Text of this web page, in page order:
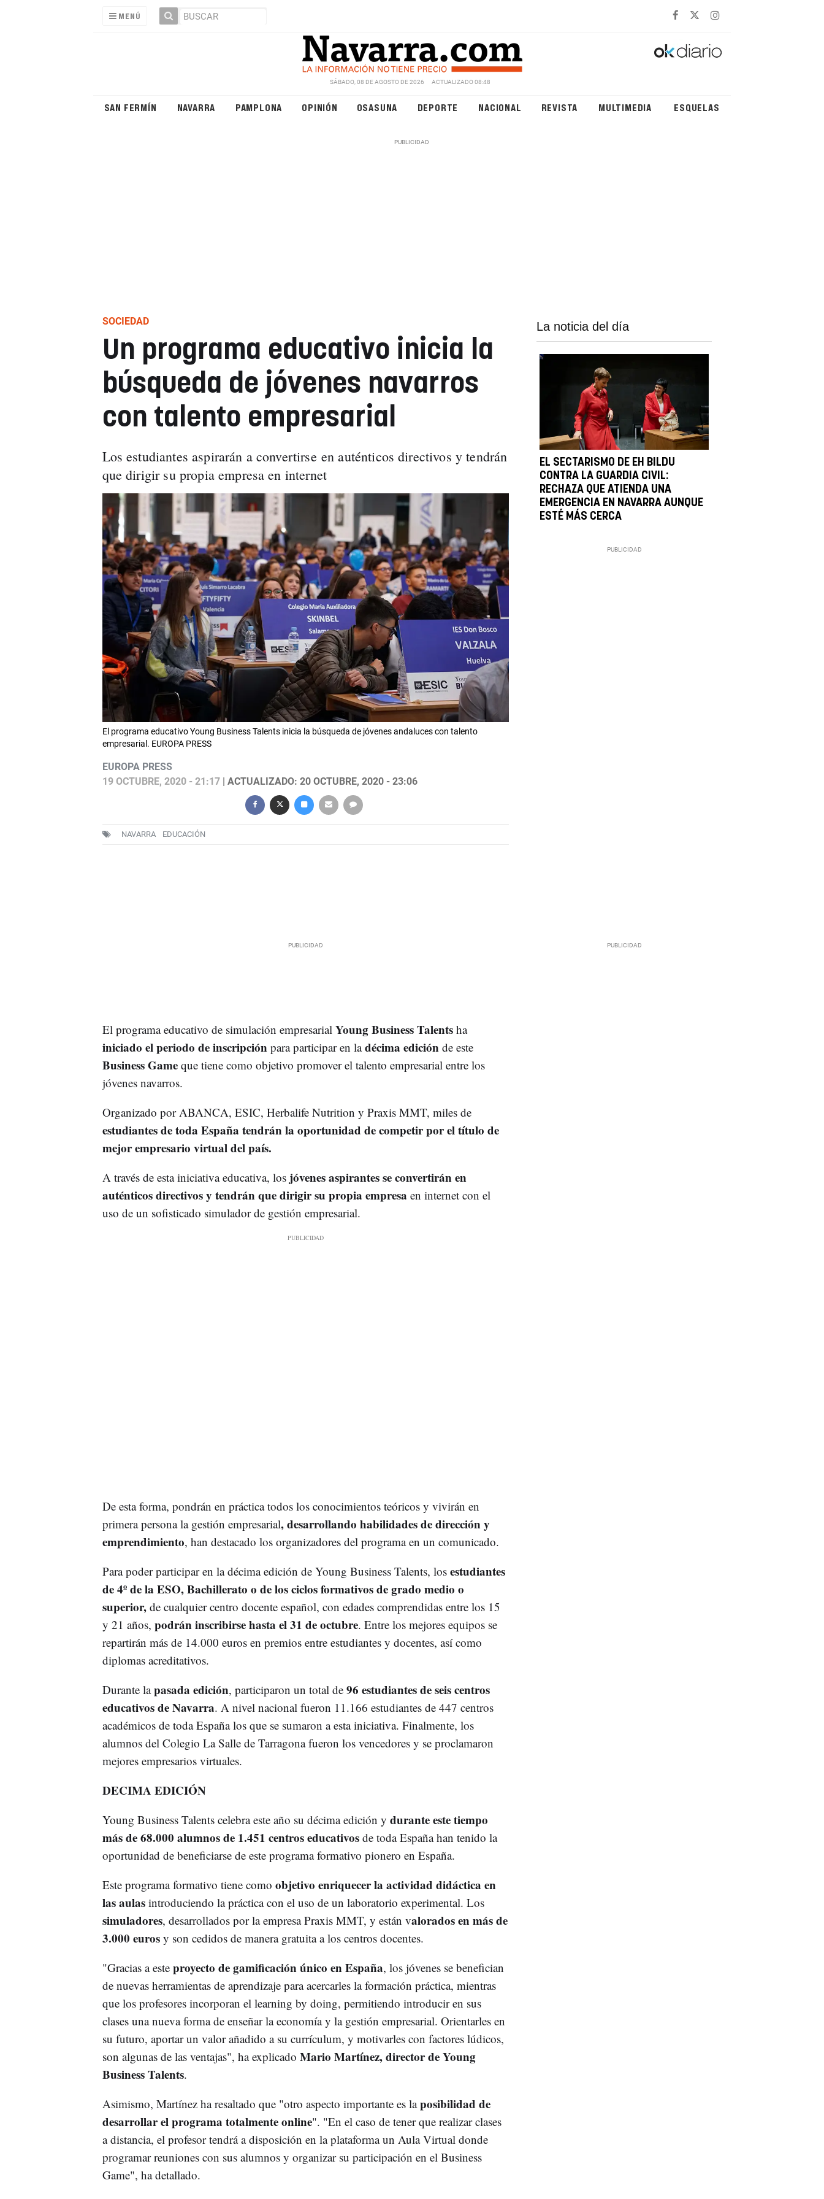
MENÚ
SÁBADO, 08 DE AGOSTO DE 2026 ACTUALIZADO 08:48
SAN FERMÍN NAVARRA PAMPLONA OPINIÓN OSASUNA DEPORTE NACIONAL REVISTA MULTIMEDIA ESQUELAS
SOCIEDAD
Un programa educativo inicia la
búsqueda de jóvenes navarros
con talento empresarial
Los estudiantes aspirarán a convertirse en auténticos directivos y tendrán
que dirigir su propia empresa en internet
El programa educativo Young Business Talents inicia la búsqueda de jóvenes andaluces con talento
empresarial. EUROPA PRESS
EUROPA PRESS
19 OCTUBRE, 2020 - 21:17| ACTUALIZADO: 20 OCTUBRE, 2020 - 23:06
NAVARRA EDUCACIÓN
La noticia del día
EL SECTARISMO DE EH BILDU
CONTRA LA GUARDIA CIVIL:
RECHAZA QUE ATIENDA UNA
EMERGENCIA EN NAVARRA AUNQUE
ESTÉ MÁS CERCA
El programa educativo de simulación empresarial Young Business Talentsha
iniciado el periodo de inscripción para participar en ladécima edición de este
Business Gameque tiene como objetivo promover el talento empresarial entre los
jóvenes navarros.
Organizado por ABANCA, ESIC, Herbalife Nutrition y Praxis MMT, miles de
estudiantes de toda España tendrán la oportunidad de competir por el título de
mejor empresario virtual del país.
A través de esta iniciativa educativa, los jóvenes aspirantes se convertirán en
auténticos directivos y tendrán que dirigir su propia empresa en internet con el
uso de un sofisticado simulador de gestión empresarial.
De esta forma, pondrán en práctica todos los conocimientos teóricos y vivirán en
primera persona la gestión empresarial, desarrollando habilidades de dirección y
emprendimiento, han destacado los organizadores del programa en un comunicado.
Para poder participar en la décima edición de Young Business Talents, los estudiantes
de 4º de la ESO, Bachillerato o de los ciclos formativos de grado medio o
superior,de cualquier centro docente español, con edades comprendidas entre los 15
y 21 años, podrán inscribirse hasta el 31 de octubre. Entre los mejores equipos se
repartirán más de 14.000 euros en premios entre estudiantes y docentes, así como
diplomas acreditativos.
Durante lapasada edición, participaron un total de 96 estudiantes de seis centros
educativos de Navarra. A nivel nacional fueron 11.166 estudiantes de 447 centros
académicos de toda España los que se sumaron a esta iniciativa. Finalmente, los
alumnos del Colegio La Salle de Tarragona fueron los vencedores y se proclamaron
mejores empresarios virtuales.
DECIMA EDICIÓN
Young Business Talents celebra este año su décima edición y durante este tiempo
más de 68.000 alumnos de 1.451 centros educativos de toda España han tenido la
oportunidad de beneficiarse de este programa formativo pionero en España.
Este programa formativo tiene como objetivo enriquecer la actividad didáctica en
las aulasintroduciendo la práctica con el uso de un laboratorio experimental. Los
simuladores, desarrollados por la empresa Praxis MMT, y están valorados en más de
3.000 eurosy son cedidos de manera gratuita a los centros docentes.
"Gracias a este proyecto de gamificación único en España, los jóvenes se benefician
de nuevas herramientas de aprendizaje para acercarles la formación práctica, mientras
que los profesores incorporan el learning by doing, permitiendo introducir en sus
clases una nueva forma de enseñar la economía y la gestión empresarial. Orientarles en
su futuro, aportar un valor añadido a su currículum, y motivarles con factores lúdicos,
son algunas de las ventajas", ha explicado Mario Martínez, director de Young
Business Talents.
Asimismo, Martínez ha resaltado que "otro aspecto importante es laposibilidad de
desarrollar el programa totalmente online". "En el caso de tener que realizar clases
a distancia, el profesor tendrá a disposición en la plataforma un Aula Virtual donde
programar reuniones con sus alumnos y organizar su participación en el Business
Game", ha detallado.